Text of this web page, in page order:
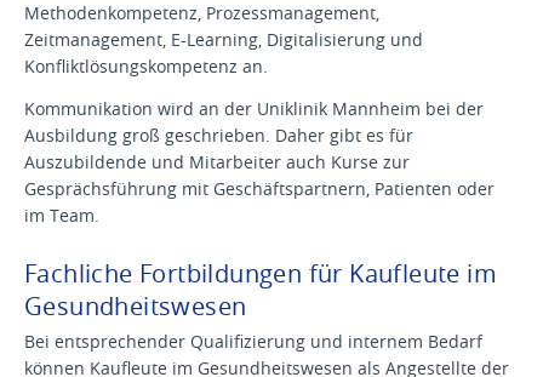
Methodenkompetenz, Prozessmanagement,
Zeitmanagement, E-Learning, Digitalisierung und
Konfliktlösungskompetenz an.
Kommunikation wird an der Uniklinik Mannheim bei der
Ausbildung groß geschrieben. Daher gibt es für
Auszubildende und Mitarbeiter auch Kurse zur
Gesprächsführung mit Geschäftspartnern, Patienten oder
im Team.
Fachliche Fortbildungen für Kaufleute im
Gesundheitswesen
Bei entsprechender Qualifizierung und internem Bedarf
können Kaufleute im Gesundheitswesen als Angestellte der